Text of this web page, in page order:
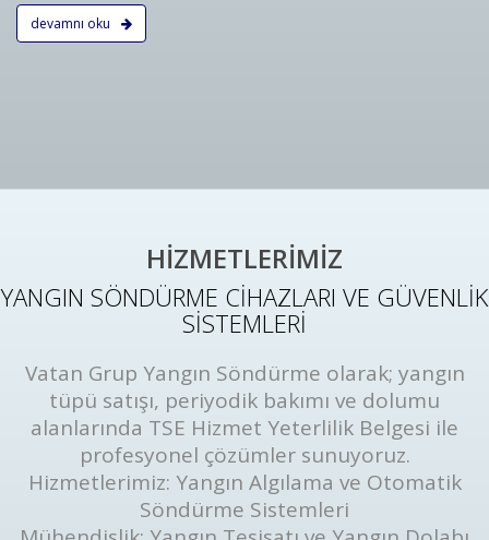
devamnı oku
HİZMETLERİMİZ
YANGIN SÖNDÜRME CİHAZLARI VE GÜVENLİK
SİSTEMLERİ
Vatan Grup Yangın Söndürme olarak; yangın
tüpü satışı, periyodik bakımı ve dolumu
alanlarında TSE Hizmet Yeterlilik Belgesi ile
profesyonel çözümler sunuyoruz.
Hizmetlerimiz: Yangın Algılama ve Otomatik
Söndürme Sistemleri